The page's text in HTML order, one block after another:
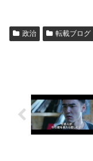
政治 転載ブログ